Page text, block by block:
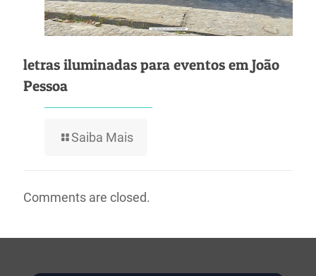
letras iluminadas para eventos em João
Pessoa
Saiba Mais
Comments are closed.